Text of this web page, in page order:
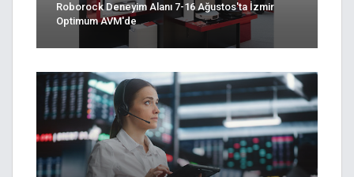
Roborock Deneyim Alanı 7-16 Ağustos'ta İzmir
Optimum AVM'de